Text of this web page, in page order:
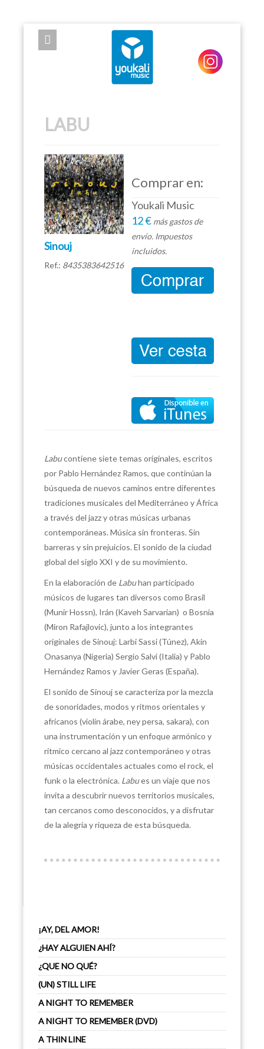
EXPOSE FRAMEWORK FOR JOOMLA 2.5 AND 3.0+
LABU
Sinouj
Ref.: 8435383642516
Comprar en:
Youkali Music
12 € más gastos de
envío. Impuestos
incluidos.
Labucontiene siete temas originales, escritos
por Pablo Hernández Ramos, que continúan la
búsqueda de nuevos caminos entre diferentes
tradiciones musicales del Mediterráneo y África
a través del jazz y otras músicas urbanas
contemporáneas. Música sin fronteras. Sin
barreras y sin prejuicios. El sonido de la ciudad
global del siglo XXI y de su movimiento.
En la elaboración de Labuhan participado
músicos de lugares tan diversos como Brasil
(Munir Hossn), Irán (Kaveh Sarvarian) o Bosnia
(Miron Rafajlovic), junto a los integrantes
originales de Sinouj: Larbi Sassi (Túnez), Akin
Onasanya (Nigeria) Sergio Salvi (Italia) y Pablo
Hernández Ramos y Javier Geras (España).
El sonido de Sinouj se caracteriza por la mezcla
de sonoridades, modos y ritmos orientales y
africanos (violín árabe, ney persa, sakara), con
una instrumentación y un enfoque armónico y
rítmico cercano al jazz contemporáneo y otras
músicas occidentales actuales como el rock, el
funk o la electrónica. Labues un viaje que nos
invita a descubrir nuevos territorios musicales,
tan cercanos como desconocidos, y a disfrutar
de la alegría y riqueza de esta búsqueda.
¡AY, DEL AMOR!
¿HAY ALGUIEN AHÍ?
¿QUE NO QUÉ?
(UN) STILL LIFE
A NIGHT TO REMEMBER
A NIGHT TO REMEMBER (DVD)
A THIN LINE